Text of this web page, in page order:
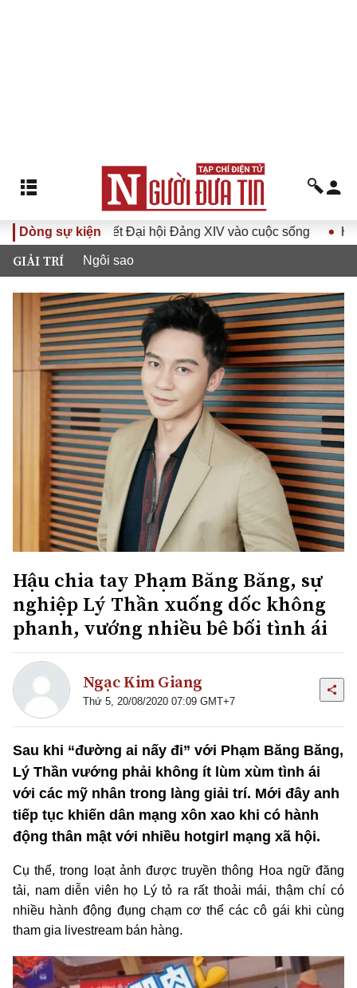
Dòng sự kiện
quyết Đại hội Đảng XIV vào cuộc sống Hướng tới Đại
GIẢI TRÍ Ngôi sao
Hậu chia tay Phạm Băng Băng, sự
nghiệp Lý Thần xuống dốc không
phanh, vướng nhiều bê bối tình ái
Ngạc Kim Giang
Thứ 5, 20/08/2020 07:09 GMT+7
Sau khi “đường ai nấy đi” với Phạm Băng Băng,
Lý Thần vướng phải không ít lùm xùm tình ái
với các mỹ nhân trong làng giải trí. Mới đây anh
tiếp tục khiến dân mạng xôn xao khi có hành
động thân mật với nhiều hotgirl mạng xã hội.
Cụ thể, trong loạt ảnh được truyền thông Hoa ngữ đăng
tải, nam diễn viên họ Lý tỏ ra rất thoải mái, thậm chí có
nhiều hành động đụng chạm cơ thể các cô gái khi cùng
tham gia livestream bán hàng.